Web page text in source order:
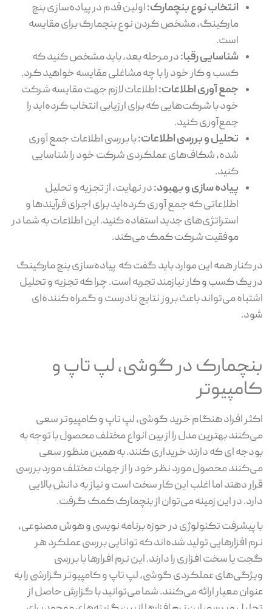
انتخاب نوع بنچمارک:اولین قدم در پیاده‌سازی بنچ
مارکینگ، مشخص کردن نوع بنچمارک برای مقایسه
است.
شناسایی رقبا:در مرحله بعد، باید مشخص کنید که
کسب و کار خود را با چه مشاغلی مقایسه خواهید کرد.
جمع آوری اطلاعات:اطلاعات لازم جهت مقایسه شرکت
خود با شرکت‌هایی که برای ارزیابی انتخاب کرده‌اید را
جمع‌آوری کنید.
تحلیل و بررسی اطلاعات:با بررسی اطلاعات جمع آوری
شده، شکاف‌های عملکردی شرکت خود را شناسایی
کنید.
پیاده سازی و بهبود:در نهایت، از تجزیه و تحلیل
اطلاعاتی که جمع آوری کرده‌اید برای اجرای فرآیندها و
استراتژی‌های جدید استفاده کنید. این اطلاعات به شما در
موفقیت شرکت کمک می‌کند.
در کنار همه این موارد باید گفت که پیاده‌سازی بنچ مارکینگ
در یک کسب و کار نیازمند تجربه است. چرا که تجزیه و تحلیل
اشتباه می‌تواند باعث بروز نتایج نادرست و گمراه کننده‌ای
شود.
بنچمارک در گوشی، لپ تاپ و
کامپیوتر
اکثر افراد هنگام خرید گوشی، لپ تاپ و کامپیوتر سعی
می‌کنند بهترین مدل را از بین انواع مختلف محصول با توجه به
بودجه ای که دارند خریداری کنند. به همین منظور سعی
می‌کنند محصول مورد نظر خود را از جهات مختلف مورد بررسی
قرار دهند اما اغلب این کار سخت است و نیاز به دانش بالایی
دارد. در این زمینه می‌توان از بنچمارک کمک گرفت.
با پیشرفت تکنولوژی در حوزه برنامه نویسی و هوش مصنوعی،
نرم افزارهایی تولید شده‌اند که توانایی بررسی عملکرد هر
گجت یا سخت افزاری را دارند. این نرم افرار‌ها با بررسی
ویژگی‌های عملکردی گوشی، لپ تاپ و کامپیوتر گزارشی را به
عنوان معیار ارائه می‌کنند. شما می‌توانید با گزارش حاصل از